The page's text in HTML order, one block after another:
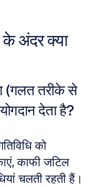
के अंदर क्या
(गलत तरीके से
देता है?
को
काफी जटिल
चलती रहती हैं।